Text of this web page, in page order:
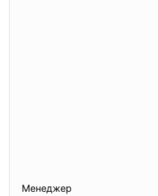
Менеджер